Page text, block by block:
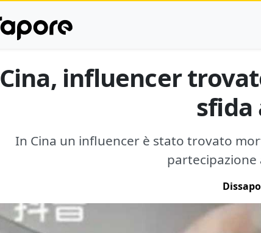
Cina, influencer
sfida
In Cina un influencer è stato trovato
partecipazione